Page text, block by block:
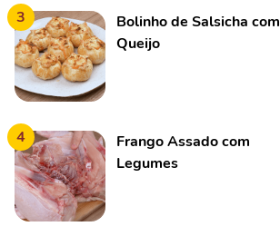
3
Bolinho de Salsicha com
Queijo
4
Frango Assado com
Legumes